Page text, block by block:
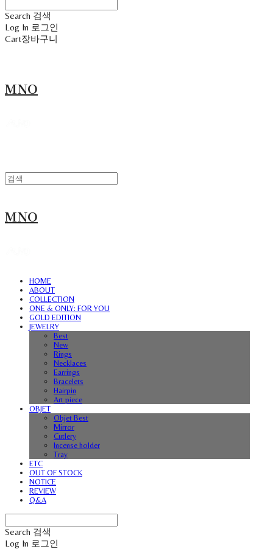
Search 검색
Log In 로그인
Cart장바구니
MNO
MNO
HOME
ABOUT
COLLECTION
ONE & ONLY: FOR YOU
GOLD EDITION
JEWELRY
Best
New
Rings
Necklaces
Earrings
Bracelets
Hairpin
Art piece
OBJET
Objet Best
Mirror
Cutlery
Incense holder
Tray
ETC
OUT OF STOCK
NOTICE
REVIEW
Q&A
Search 검색
Log In 로그인